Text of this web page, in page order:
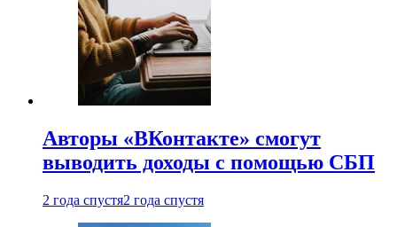
Авторы «ВКонтакте» смогут
выводить доходы с помощью СБП
2 года спустя2 года спустя